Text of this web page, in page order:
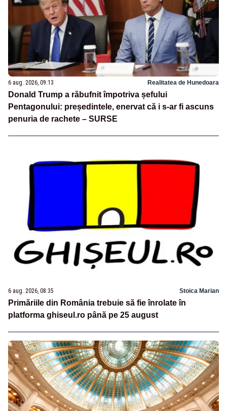
6 aug. 2026, 09:13 Realitatea de Hunedoara
Donald Trump a răbufnit împotriva șefului
Pentagonului: președintele, enervat că i s-ar fi ascuns
penuria de rachete – SURSE
6 aug. 2026, 08:35 Stoica Marian
Primăriile din România trebuie să fie înrolate în
platforma ghiseul.ro până pe 25 august